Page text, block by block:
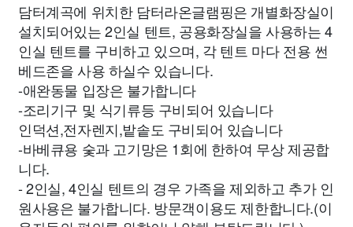
담터계곡에 위치한 담터라온글램핑은 개별화장실이
설치되어있는 2인실 텐트, 공용화장실을 사용하는 4
인실 텐트를 구비하고 있으며, 각 텐트 마다 전용 썬
베드존을 사용 하실수 있습니다.
-애완동물 입장은 불가합니다
-조리기구 및 식기류등 구비되어 있습니다
인덕션,전자렌지,밭솥도 구비되어 있습니다
-바베큐용 숯과 고기망은 1회에 한하여 무상 제공합
니다.
- 2인실, 4인실 텐트의 경우 가족을 제외하고 추가 인
원사용은 불가합니다. 방문객이용도 제한합니다.(이